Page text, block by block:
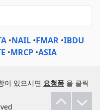
•NAIL •FMAR •IBDU
•MRCP •ASIA
이 있으시면 요청폼 을 클릭